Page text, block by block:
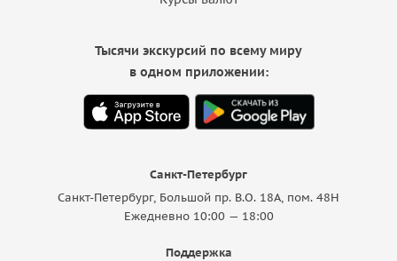
Санкт-Петербург
Санкт-Петербург, Большой пр. В.О. 18A, пом. 48Н
Ежедневно 10:00 — 18:00
Поддержка
Тысячи экскурсий по всему миру
в одном приложении: